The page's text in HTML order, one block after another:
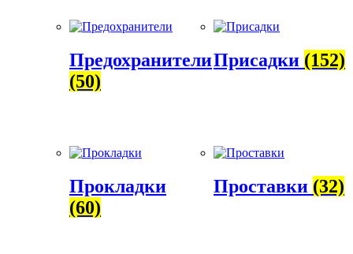
Предохранители
(50)
Присадки (152)
Прокладки
(60)
Проставки (32)